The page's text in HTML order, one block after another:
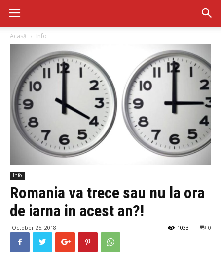
Acasă Info
Info
Romania va trece sau nu la ora
de iarna in acest an?!
October 25, 2018 0
1033